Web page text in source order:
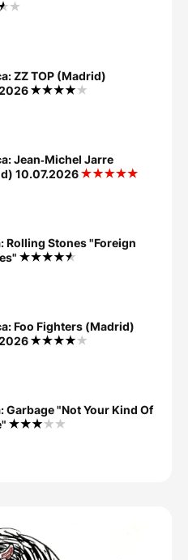
ZZ TOP (Madrid)
Jean‐Michel Jarre
10.07.2026
Rolling Stones "Foreign
Foo Fighters (Madrid)
Garbage "Not Your Kind Of